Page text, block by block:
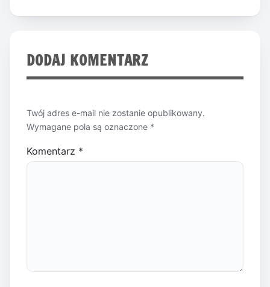
DODAJ KOMENTARZ
Twój adres e-mail nie zostanie opublikowany.
Wymagane pola są oznaczone *
Komentarz *